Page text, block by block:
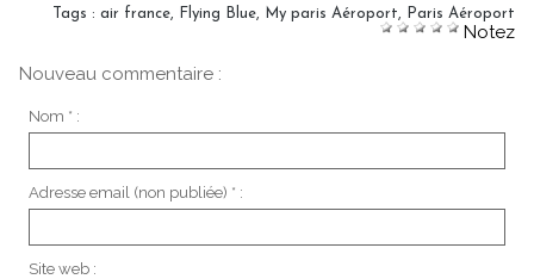
Tags : air france, Flying Blue, My paris Aéroport, Paris Aéroport
Notez
Nouveau commentaire :
Nom * :
Adresse email (non publiée) * :
Site web :